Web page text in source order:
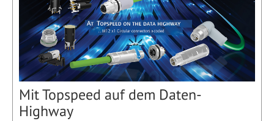
Mit Topspeed auf dem Daten-
Highway